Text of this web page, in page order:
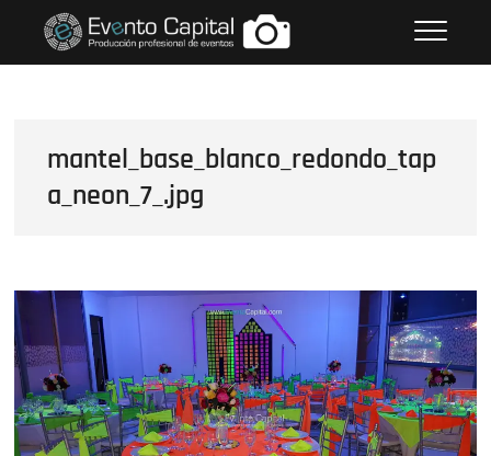
contenido
FOTOS GRUPO EMPRESARIAL
mantel_base_blanco_redondo_tap
a_neon_7_.jpg